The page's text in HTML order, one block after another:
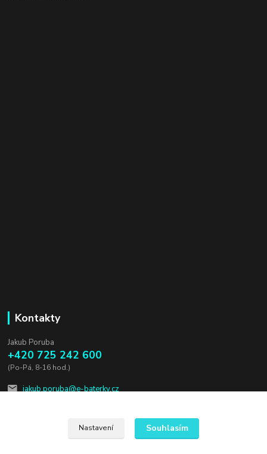
Kontakty
Jakub Poruba
+420 725 242 600
(Po-Pá, 8-16 hod.)
jakub.poruba@e-baterky.cz
Nastavení Souhlasím